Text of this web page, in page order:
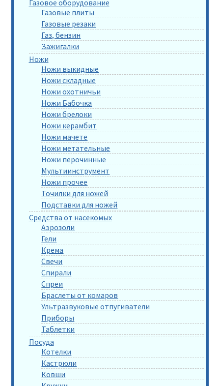
Газовое оборудование
Газовые плиты
Газовые резаки
Газ, бензин
Зажигалки
Ножи
Ножи выкидные
Ножи складные
Ножи охотничьи
Ножи Бабочка
Ножи брелоки
Ножи керамбит
Ножи мачете
Ножи метательные
Ножи перочинные
Мультиинструмент
Ножи прочее
Точилки для ножей
Подставки для ножей
Средства от насекомых
Аэрозоли
Гели
Крема
Свечи
Спирали
Спреи
Браслеты от комаров
Ультразвуковые отпугиватели
Приборы
Таблетки
Посуда
Котелки
Кастрюли
Ковши